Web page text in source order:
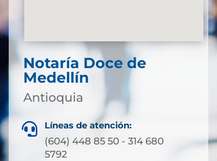
Notaría Doce de
Medellín
Antioquia
 Líneas de atención:
(604) 448 85 50 - 314 680
5792